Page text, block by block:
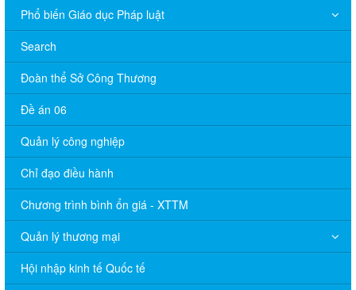
Phổ biến Giáo dục Pháp luật
Search
Đoàn thể Sở Công Thương
Đề án 06
Quản lý công nghiệp
Chỉ đạo điều hành
Chương trình bình ổn giá - XTTM
Quản lý thương mại
Hội nhập kinh tế Quốc tế